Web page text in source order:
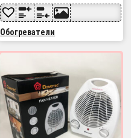
Обогреватели